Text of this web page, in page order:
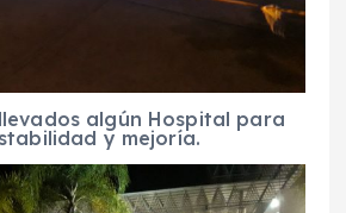
algún Hospital para
y mejoría.